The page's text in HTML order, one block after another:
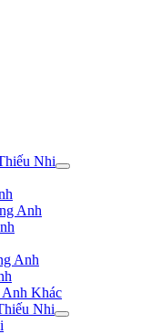
Nhi
Anh
Anh
Khác
Nhi